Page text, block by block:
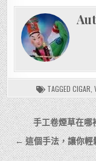
TAGGED CIGAR
文
章
手工卷煙草在哪
← 這個手法，讓你